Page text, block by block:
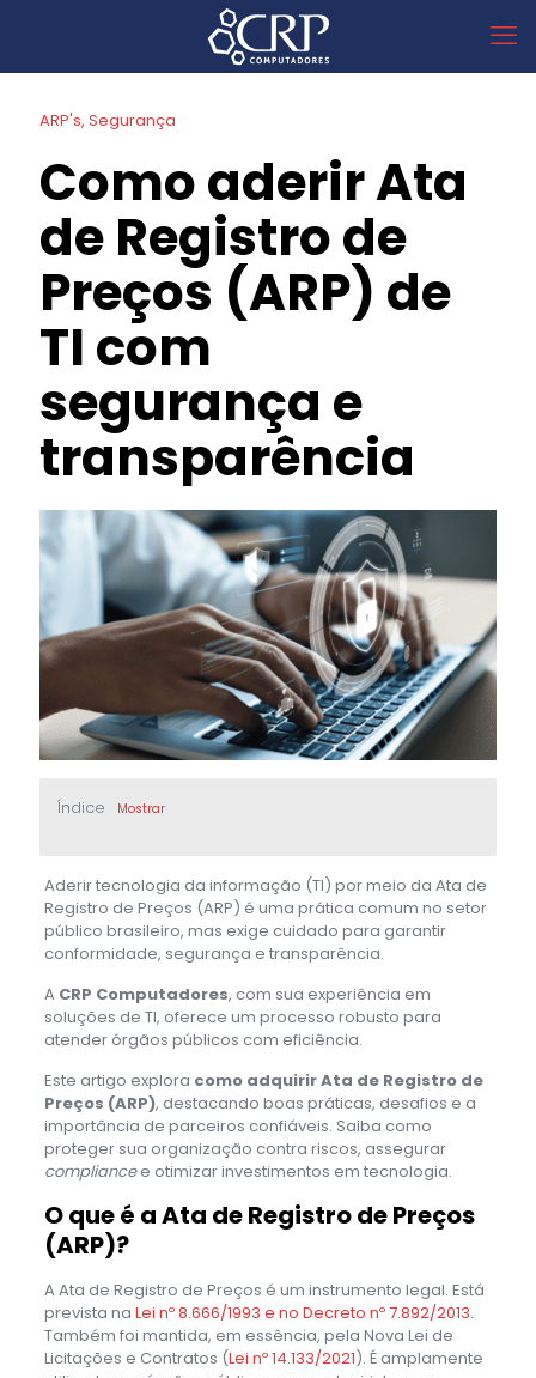
ARP's Segurança
Como aderir Ata
de Registro de
Preços (ARP) de
TI com
segurança e
transparência
Índice Mostrar
Aderir tecnologia da informação (TI) por meio da Ata de
Registro de Preços (ARP) é uma prática comum no setor
público brasileiro, mas exige cuidado para garantir
conformidade, segurança e transparência.
A CRP Computadores, com sua experiência em
soluções de TI, oferece um processo robusto para
atender órgãos públicos com eficiência.
Este artigo explora como adquirir Ata de Registro de
Preços (ARP), destacando boas práticas, desafios e a
importância de parceiros confiáveis. Saiba como
proteger sua organização contra riscos, assegurar
compliancee otimizar investimentos em tecnologia.
O que é a Ata de Registro de Preços
(ARP)?
A Ata de Registro de Preços é um instrumento legal. Está
prevista na Lei nº 8.666/1993 e no Decreto nº 7.892/2013.
Também foi mantida, em essência, pela Nova Lei de
Licitações e Contratos (Lei nº 14.133/2021). É amplamente